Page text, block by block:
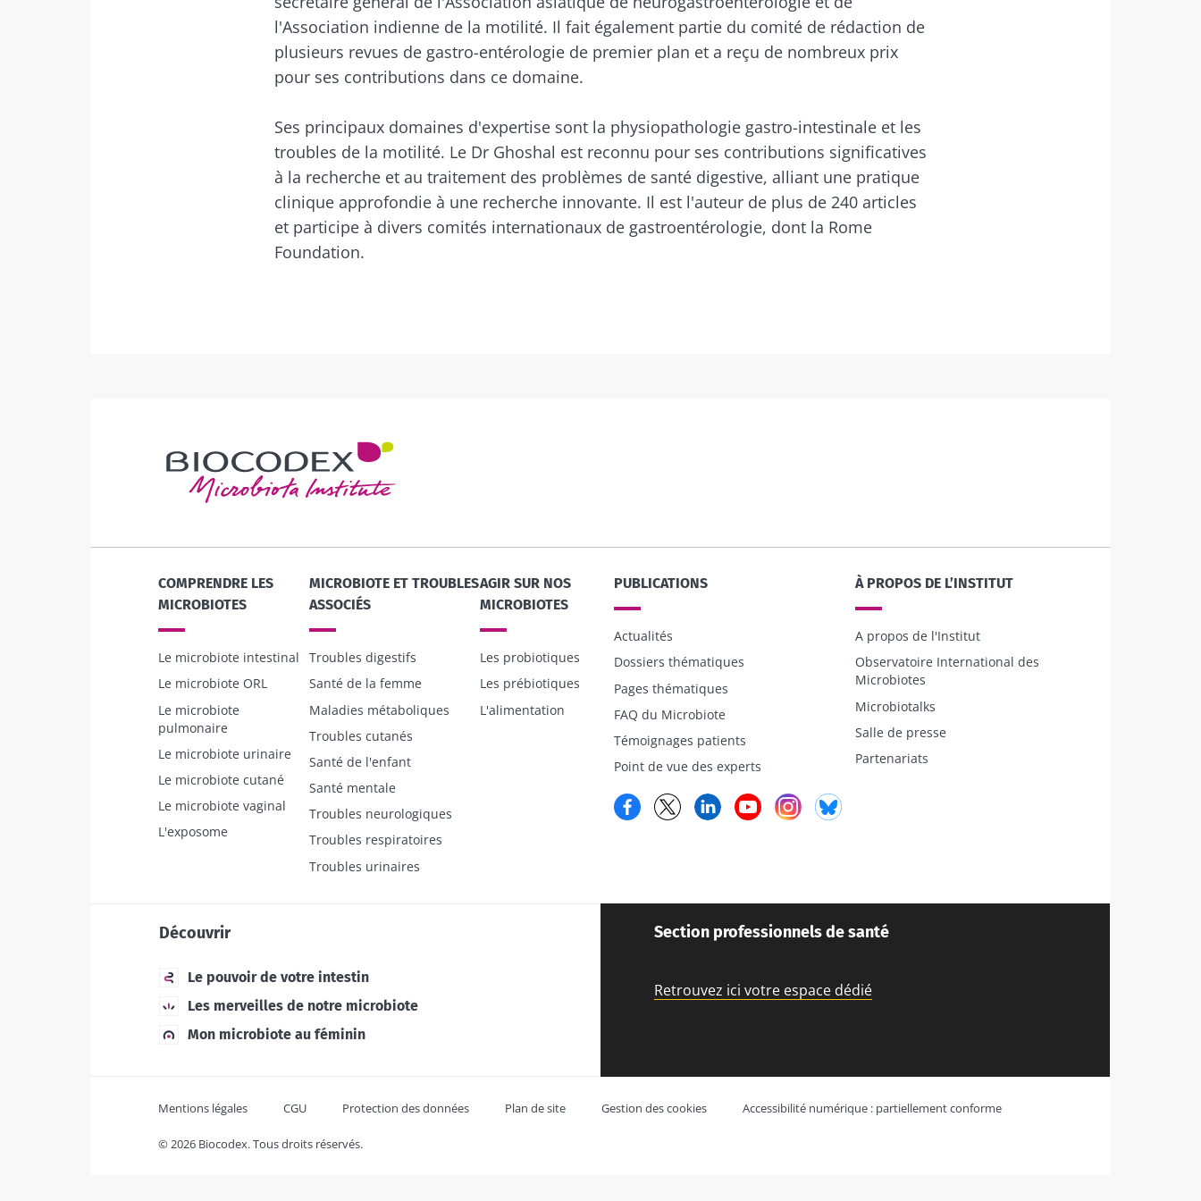
l'Association indienne de la motilité. Il fait également partie du comité de rédaction de
plusieurs revues de gastro-entérologie de premier plan et a reçu de nombreux prix
pour ses contributions dans ce domaine.
Ses principaux domaines d'expertise sont la physiopathologie gastro-intestinale et les
troubles de la motilité. Le Dr Ghoshal est reconnu pour ses contributions significatives
à la recherche et au traitement des problèmes de santé digestive, alliant une pratique
clinique approfondie à une recherche innovante. Il est l'auteur de plus de 240 articles
et participe à divers comités internationaux de gastroentérologie, dont la Rome
Foundation.
Redirection
Vous êtes sur le point d'être redirigé et de quitter notre site web
Rejoignez la communauté du microbiote et recevez une fois par mois "The
Essential" pour rester au courant des dernières actualités sur le microbiote.
Je souhaite m'inscrire afin de recevoir d'autres actualités de Biocodex
J’ai lu et accepte lesCGUet lapolitique de protection des donnéesdu Biocodex
Microbiota Institute
* Champs obligatoires
BMI 20-35
Légèrement pétillant,
acidulé et
naturellement riche en
de plus e...
En savoir plus En savoir plus
COMPRENDRE LES
MICROBIOTES
Le microbiote intestinal
Le microbiote ORL
Le microbiote
pulmonaire
Le microbiote urinaire
Le microbiote cutané
Le microbiote vaginal
L'exposome
MICROBIOTE ET TROUBLES
ASSOCIÉS
Troubles digestifs
Santé de la femme
Maladies métaboliques
Troubles cutanés
Santé de l'enfant
Santé mentale
Troubles neurologiques
Troubles respiratoires
Troubles urinaires
AGIR SUR NOS
MICROBIOTES
Les probiotiques
Les prébiotiques
L'alimentation
PUBLICATIONS
Actualités
Dossiers thématiques
Pages thématiques
FAQ du Microbiote
Témoignages patients
Point de vue des experts
FacebookTwitter LinkedInYouTubeInstagram
À PROPOS DE L’INSTITUT
A propos de l'Institut
Observatoire International des
Microbiotes
Microbiotalks
Salle de presse
Partenariats
Découvrir
Le pouvoir de votre intestin
Les merveilles de notre microbiote
Mon microbiote au féminin
Section professionnels de santé
Retrouvez ici votre espace dédié
© 2026 Biocodex. Tous droits réservés.
Mentions légales CGU Protection des données Plan de site Gestion des cookies Accessibilité numérique : partiellement conforme